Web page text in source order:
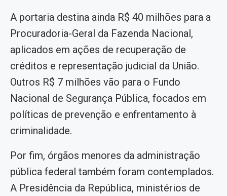
A portaria destina ainda R$ 40 milhões para a
Procuradoria-Geral da Fazenda Nacional,
aplicados em ações de recuperação de
créditos e representação judicial da União.
Outros R$ 7 milhões vão para o Fundo
Nacional de Segurança Pública, focados em
políticas de prevenção e enfrentamento à
criminalidade.
Por fim, órgãos menores da administração
pública federal também foram contemplados.
A Presidência da República, ministérios de